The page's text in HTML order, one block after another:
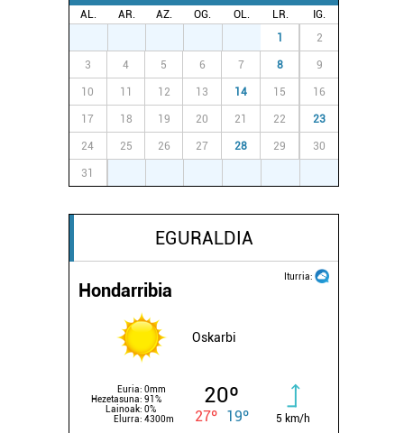
AL. AR. AZ. OG. OL. LR.
IG.
1 2
3 4 5 6 7 8 9
10 11 12 13 14 15 16
17 18 19 20 21 22 23
24 25 26 27 28 29 30
31
EGURALDIA
Iturria:
Hondarribia
Oskarbi
Euria: 0mm
Hezetasuna: 91%
Lainoak: 0%
Elurra: 4300m
20º
27º 19º 5 km/h